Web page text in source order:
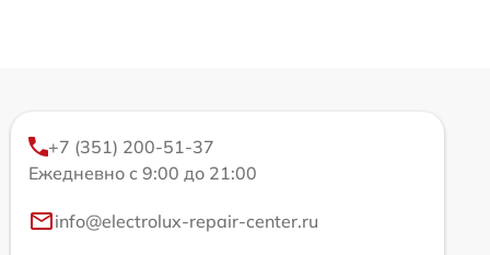
+7 (351) 200-51-37
Ежедневно с 9:00 до 21:00
info@electrolux-repair-center.ru